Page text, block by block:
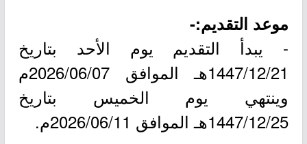
موعد التقديم:-
- يبدأ التقديم يوم الأحد بتاريخ
1447/12/21هـ الموافق 2026/06/07م
وينتهي يوم الخميس بتاريخ
1447/12/25هـ الموافق 2026/06/11م.